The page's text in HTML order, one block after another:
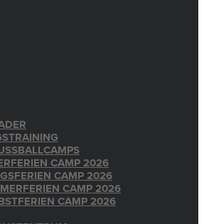
CAMP 2026
CAMP 2026
CAMP 2026
CAMP 2026